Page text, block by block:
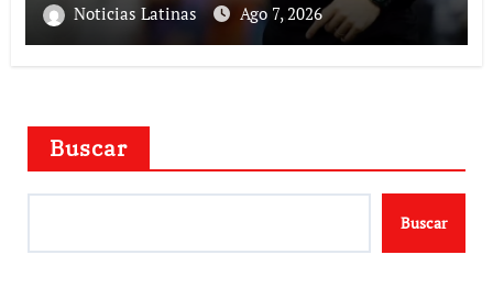
Noticias Latinas Ago 7, 2026
Buscar
Buscar